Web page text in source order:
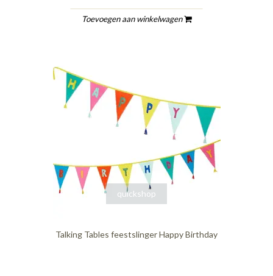
Toevoegen aan winkelwagen
quickshop
Talking Tables feestslinger Happy Birthday